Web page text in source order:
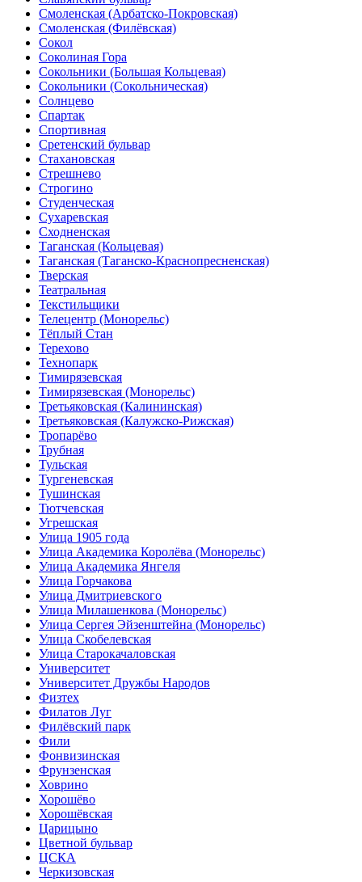
Смоленская (Арбатско-Покровская)
Смоленская (Филёвская)
Сокол
Соколиная Гора
Сокольники (Большая Кольцевая)
Сокольники (Сокольническая)
Солнцево
Спартак
Спортивная
Сретенский бульвар
Стахановская
Стрешнево
Строгино
Студенческая
Сухаревская
Сходненская
Таганская (Кольцевая)
Таганская (Таганско-Краснопресненская)
Тверская
Театральная
Текстильщики
Телецентр (Монорельс)
Тёплый Стан
Терехово
Технопарк
Тимирязевская
Тимирязевская (Монорельс)
Третьяковская (Калининская)
Третьяковская (Калужско-Рижская)
Тропарёво
Трубная
Тульская
Тургеневская
Тушинская
Тютчевская
Угрешская
Улица 1905 года
Улица Академика Королёва (Монорельс)
Улица Академика Янгеля
Улица Горчакова
Улица Дмитриевского
Улица Милашенкова (Монорельс)
Улица Сергея Эйзенштейна (Монорельс)
Улица Скобелевская
Улица Старокачаловская
Университет
Университет Дружбы Народов
Физтех
Филатов Луг
Филёвский парк
Фили
Фонвизинская
Фрунзенская
Ховрино
Хорошёво
Хорошёвская
Царицыно
Цветной бульвар
ЦСКА
Черкизовская